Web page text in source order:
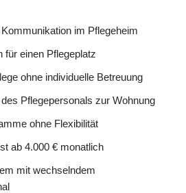
im Pflegeheim
für einen Pflegeplatz
ohne individuelle Betreuung
Pflegepersonals zur Wohnung
ohne Flexibilität
ab 4.000 € monatlich
mit wechselndem